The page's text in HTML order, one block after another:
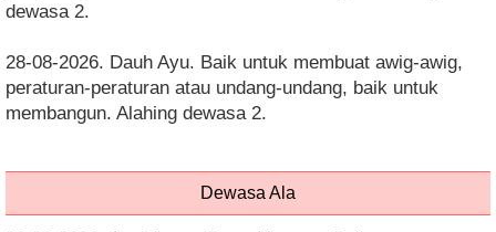
dewasa 2.
28-08-2026. Dauh Ayu. Baik untuk membuat awig-awig,
peraturan-peraturan atau undang-undang, baik untuk
membangun. Alahing dewasa 2.
Dewasa Ala